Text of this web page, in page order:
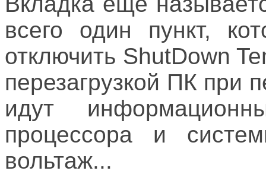
всего один пункт,
отключить ShutDown
перезагрузкой ПК при
идут
процессора и
вольтаж...